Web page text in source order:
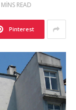
READ
Pinterest